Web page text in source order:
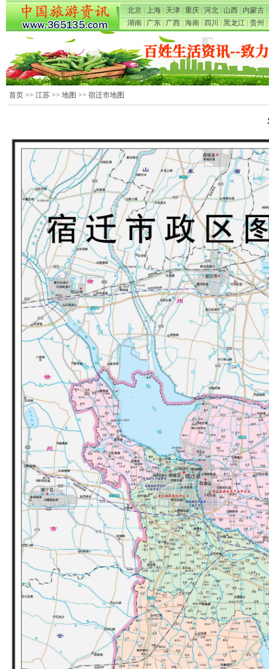
北京 上海 天津 重庆 河北 山西 内蒙古
湖南
广东 广西 海南 四川 黑龙江 贵州
首页 >> 江苏 >> 地图 >> 宿迁市地图